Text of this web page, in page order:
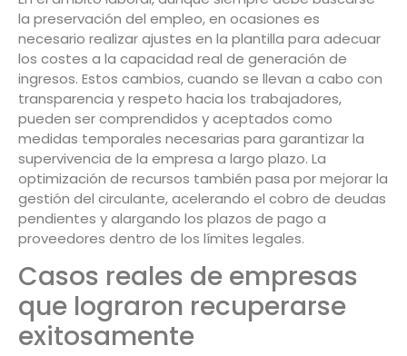
la preservación del empleo, en ocasiones es
necesario realizar ajustes en la plantilla para adecuar
los costes a la capacidad real de generación de
ingresos. Estos cambios, cuando se llevan a cabo con
transparencia y respeto hacia los trabajadores,
pueden ser comprendidos y aceptados como
medidas temporales necesarias para garantizar la
supervivencia de la empresa a largo plazo. La
optimización de recursos también pasa por mejorar la
gestión del circulante, acelerando el cobro de deudas
pendientes y alargando los plazos de pago a
proveedores dentro de los límites legales.
Casos reales de empresas
que lograron recuperarse
exitosamente